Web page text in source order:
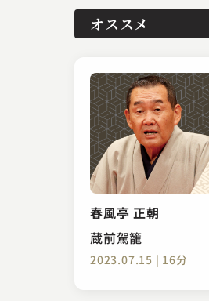
オススメ
春風亭 正朝
蔵前駕籠
2023.07.15 | 16分